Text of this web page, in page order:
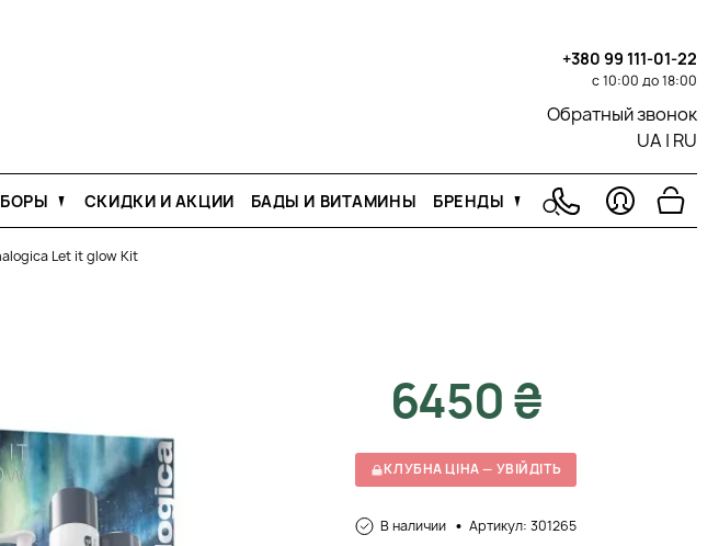
+380 99 111-01-22
с 10:00 до 18:00
Обратный звонок
UA | RU
СКИДКИ И АКЦИИ БАДЫ И ВИТАМИНЫ БРЕНДЫ
Let it glow Kit
6450 ₴
КЛУБНА ЦІНА — УВІЙДІТЬ
В наличии Артикул: 301265